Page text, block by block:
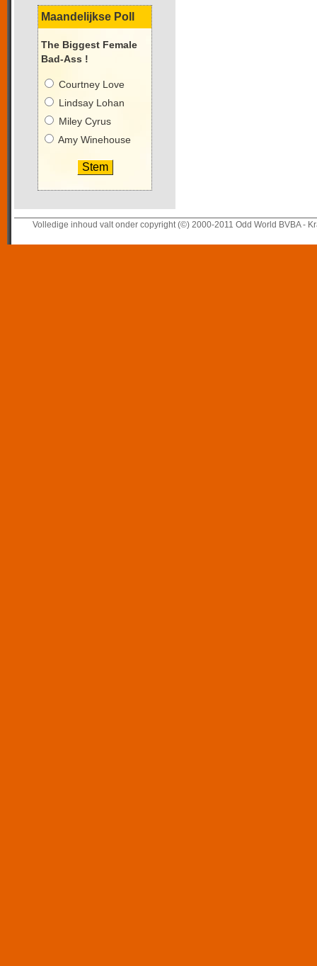
Maandelijkse Poll
The Biggest Female
Bad-Ass !
Courtney Love
Lindsay Lohan
Miley Cyrus
Amy Winehouse
Volledige inhoud valt onder copyright (©) 2000-2011 Odd World BVBA -